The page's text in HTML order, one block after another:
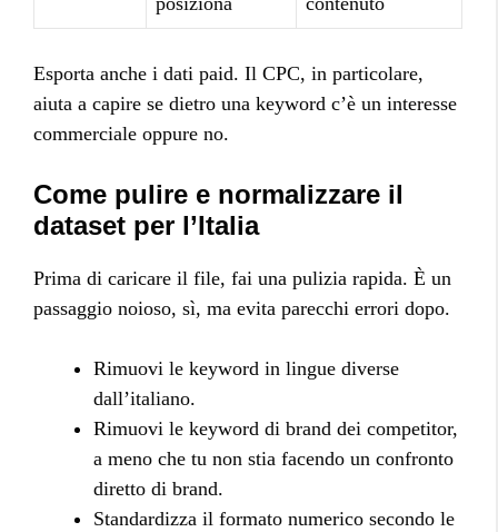
Esporta anche i dati paid. Il CPC, in particolare,
aiuta a capire se dietro una keyword c’è un interesse
commerciale oppure no.
Come pulire e normalizzare il
dataset per l’Italia
Prima di caricare il file, fai una pulizia rapida. È un
passaggio noioso, sì, ma evita parecchi errori dopo.
Rimuovi le keyword in lingue diverse
dall’italiano.
Rimuovi le keyword di brand dei competitor,
a meno che tu non stia facendo un confronto
diretto di brand.
Standardizza il formato numerico secondo le